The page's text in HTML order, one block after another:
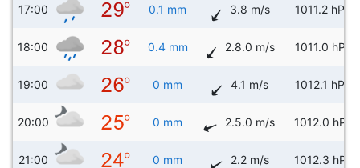
17:00 0.1 mm 3.8 m/s 1011.2 hPa
18:00 0.4 mm 2.8.0 m/s 1011.0 hPa
19:00 0 mm 4.1 m/s 1012.1 hPa
20:00 0 mm 2.5.0 m/s 1012.0 hPa
21:00 0 mm 2.2 m/s 1012.3 hPa